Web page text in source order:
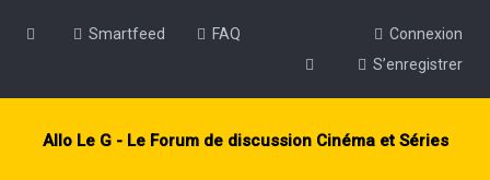
Smartfeed FAQ
Connexion
S’enregistrer
Allo Le G - Le Forum de discussion Cinéma et Séries